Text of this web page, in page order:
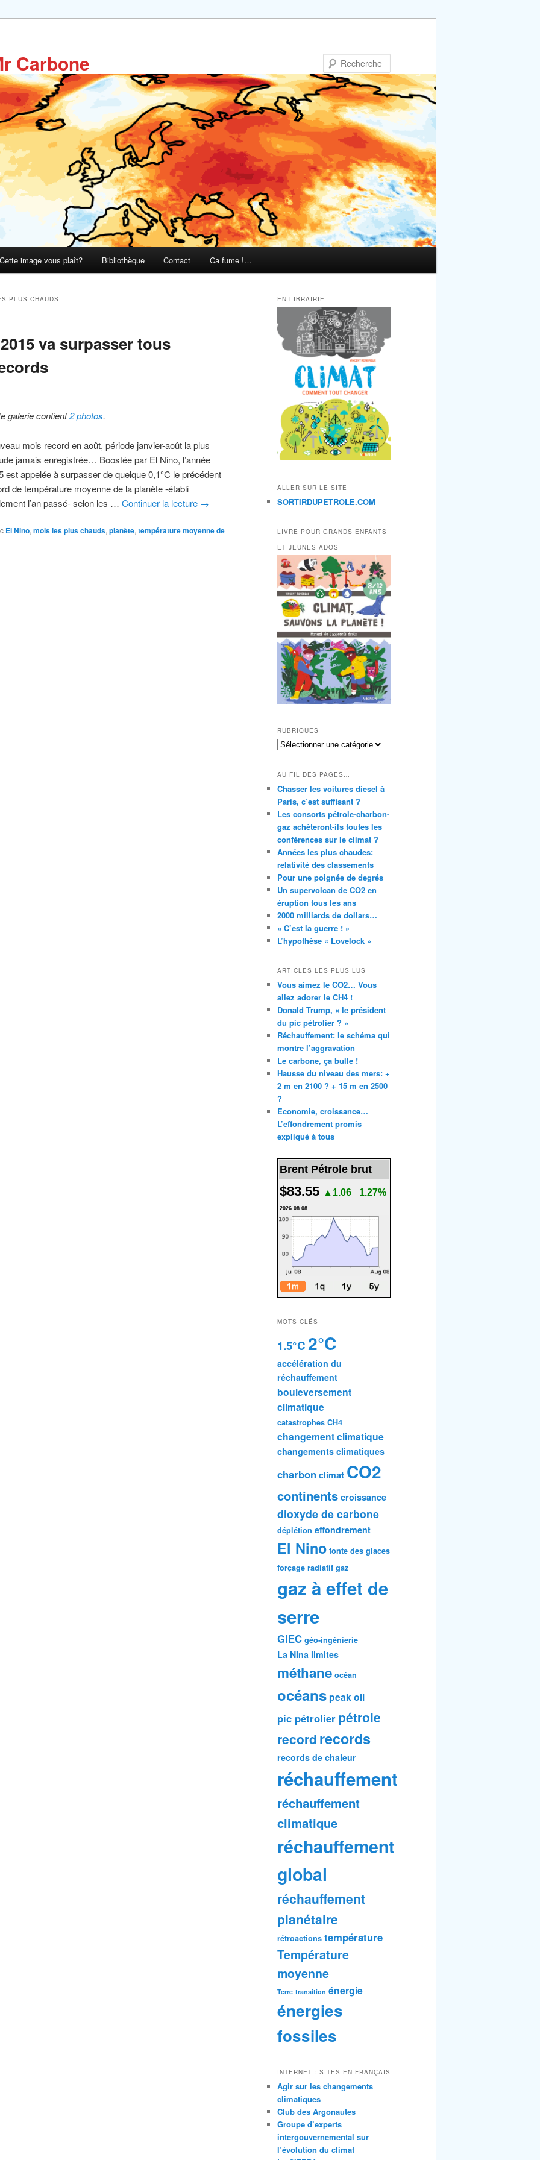
Carbone
Cette image vous plaît? Bibliothèque Contact Ca fume !…
PLUS CHAUDS
va surpasser tous
galerie contient2 photos.
mois record en août, période janvier-août la plus
jamais enregistrée… Boostée par El Nino, l’année
est appelée à surpasser de quelque 0,1°C le précédent
de température moyenne de la planète -établi
l’an passé- selon les …Continuer la lecture →
El Nino, mois les plus chauds, planète, température moyenne de
EN LIBRAIRIE
ALLER SUR LE SITE
SORTIRDUPETROLE.COM
LIVRE POUR GRANDS ENFANTS
ET JEUNES ADOS
RUBRIQUES
RUBRIQUES
AU FIL DES PAGES…
Chasser les voitures diesel à
Paris, c’est suffisant ?
Les consorts pétrole-charbon-
gaz achèteront-ils toutes les
conférences sur le climat ?
Années les plus chaudes:
relativité des classements
Pour une poignée de degrés
Un supervolcan de CO2 en
éruption tous les ans
2000 milliards de dollars…
« C’est la guerre ! »
L’hypothèse « Lovelock »
ARTICLES LES PLUS LUS
Vous aimez le CO2… Vous
allez adorer le CH4 !
Donald Trump, « le président
du pic pétrolier ? »
Réchauffement: le schéma qui
montre l’aggravation
Le carbone, ça bulle !
Hausse du niveau des mers: +
2 m en 2100 ? + 15 m en 2500
?
Economie, croissance…
L’effondrement promis
expliqué à tous
Brent Pétrole brut
$83.55 ▲1.06 1.27%
2026.08.08
MOTS CLÉS
1.5°C2°C
accélération du
réchauffement
bouleversement
climatique
catastrophes CH4
changement climatique
changements climatiques
charbon climat CO2
continents croissance
dioxyde de carbone
déplétion effondrement
El Nino fonte des glaces
forçage radiatif gaz
gaz à effet de
serre
GIEC géo-ingénierie
La NIna limites
méthane océan
océans peak oil
pic pétrolier pétrole
record records
records de chaleur
réchauffement
réchauffement
climatique
réchauffement
global
réchauffement
planétaire
rétroactions température
Température
moyenne
Terre transition énergie
énergies
fossiles
INTERNET : SITES EN FRANÇAIS
Agir sur les changements
climatiques
Club des Argonautes
Groupe d’experts
intergouvernemental sur
l’évolution du climat